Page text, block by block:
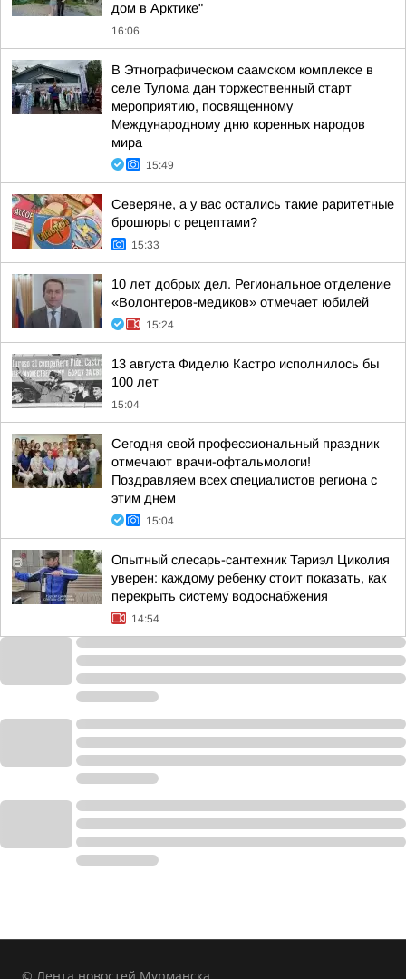
дом в Арктике"
16:06
В Этнографическом саамском комплексе в
селе Тулома дан торжественный старт
мероприятию, посвященному
Международному дню коренных народов
мира
15:49
Северяне, а у вас остались такие раритетные
брошюры с рецептами?
15:33
10 лет добрых дел. Региональное отделение
«Волонтеров-медиков» отмечает юбилей
15:24
13 августа Фиделю Кастро исполнилось бы
100 лет
15:04
Сегодня свой профессиональный праздник
отмечают врачи-офтальмологи!
Поздравляем всех специалистов региона с
этим днем
15:04
Опытный слесарь-сантехник Тариэл Циколия
уверен: каждому ребенку стоит показать, как
перекрыть систему водоснабжения
14:54